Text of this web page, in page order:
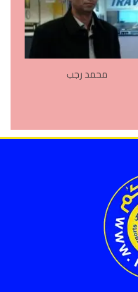
محمد رجب